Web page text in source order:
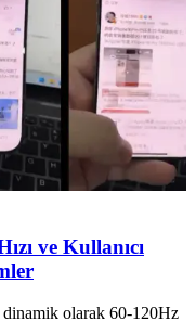
ve Kullanıcı
dinamik olarak 60-120Hz